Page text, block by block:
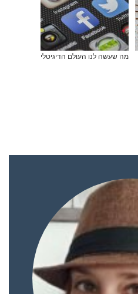
מה שעשה לנו העולם הדיגיטלי